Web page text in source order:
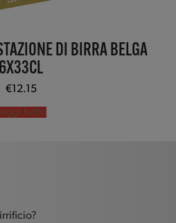
DI BIRRA BELGA
6X33CL
€12.15
tutto